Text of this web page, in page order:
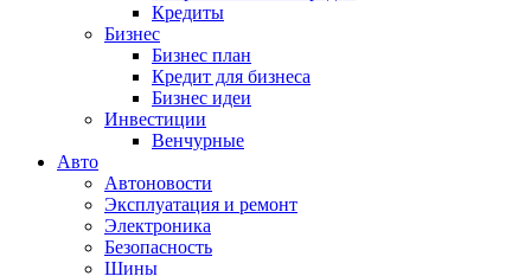
Кредиты
Бизнес
Бизнес план
Кредит для бизнеса
Бизнес идеи
Инвестиции
Венчурные
Авто
Автоновости
Эксплуатация и ремонт
Электроника
Безопасность
Шины